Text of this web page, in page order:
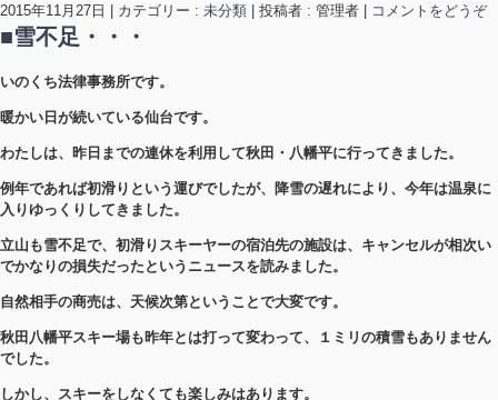
2015年11月27日 | カテゴリー : 未分類 | 投稿者 : 管理者 | コメントをどうぞ
■雪不足・・・
いのくち法律事務所です。
暖かい日が続いている仙台です。
わたしは、昨日までの連休を利用して秋田・八幡平に行ってきました。
例年であれば初滑りという運びでしたが、降雪の遅れにより、今年は温泉に
入りゆっくりしてきました。
立山も雪不足で、初滑りスキーヤーの宿泊先の施設は、キャンセルが相次い
でかなりの損失だったというニュースを読みました。
自然相手の商売は、天候次第ということで大変です。
秋田八幡平スキー場も昨年とは打って変わって、１ミリの積雪もありません
でした。
しかし、スキーをしなくても楽しみはあります。